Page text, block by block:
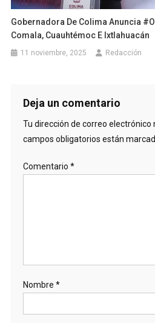
Gobernadora De Colima Anuncia
Comala, Cuauhtémoc E Ixtlahuacán
11 noviembre, 2025 Redacción
Deja un comentario
Tu dirección de correo electrónico
campos obligatorios están
Comentario *
Nombre *